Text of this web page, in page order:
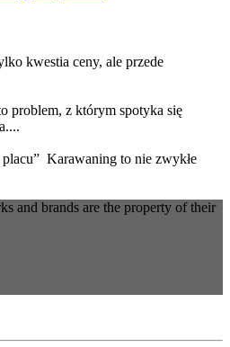
kwestia ceny, ale przede
problem, z którym spotyka się
Karawaning to nie zwykłe
and brands are the property of their